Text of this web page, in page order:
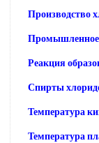
Производство
Промышленное
Реакция
Спирты
Температура
Температура